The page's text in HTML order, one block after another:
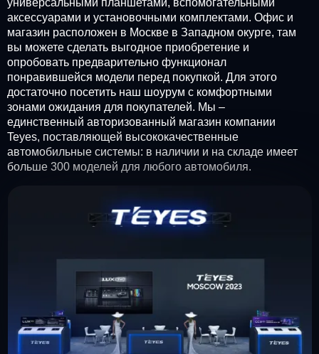
универсальными планшетами, вспомогательными
аксессуарами и установочными комплектами. Офис и
магазин расположен в Москве в Западном окурге, там
вы можете сделать выгодное приобретение и
опробовать предварительно функционал
понравившейся модели перед покупкой. Для этого
достаточно посетить наш шоурум с комфортными
зонами ожидания для покупателей. Мы –
единственный авторизованный магазин компании
Teyes, поставляющей высококачественные
автомобильные системы: в наличии и на складе имеет
больше 300 моделей для любого автомобиля.